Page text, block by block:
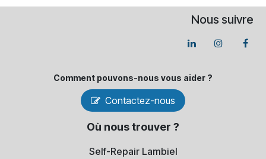
Nous suivre
Comment pouvons-​nous vous aider ?
Contactez-nous
Où nous trouver ?
Self-Repair Lambiel